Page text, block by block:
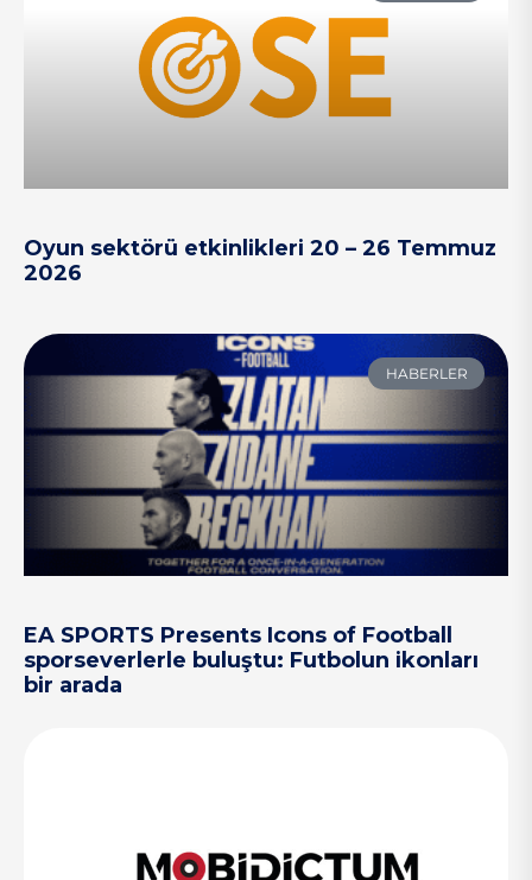
Oyun sektörü etkinlikleri 20 – 26 Temmuz
2026
HABERLER
EA SPORTS Presents Icons of Football
sporseverlerle buluştu: Futbolun ikonları
bir arada